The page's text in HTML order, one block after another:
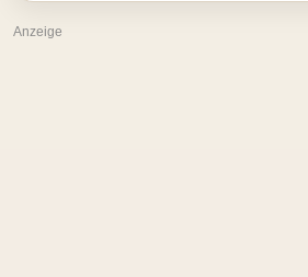
Anzeige